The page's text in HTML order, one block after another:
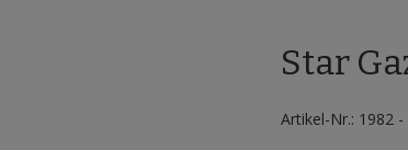
Star
Artikel-Nr.: 1982 -